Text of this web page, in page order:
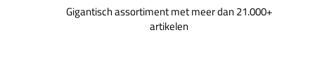
Gigantisch assortiment met meer dan 21.000+
artikelen